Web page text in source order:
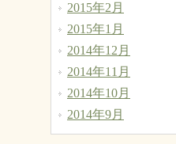
2015年2月
2015年1月
2014年12月
2014年11月
2014年10月
2014年9月